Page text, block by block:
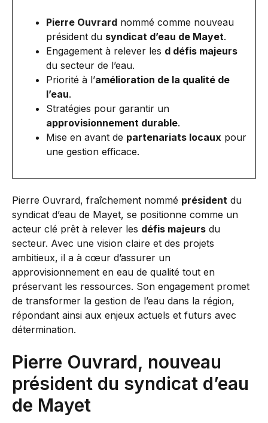
Pierre Ouvrard nommé comme nouveau
président du syndicat d’eau de Mayet.
Engagement à relever les d défis majeurs
du secteur de l’eau.
Priorité à l’amélioration de la qualité de
l’eau.
Stratégies pour garantir un
approvisionnement durable.
Mise en avant de partenariats locaux pour
une gestion efficace.
Pierre Ouvrard, fraîchement nommé président du
syndicat d’eau de Mayet, se positionne comme un
acteur clé prêt à relever les défis majeurs du
secteur. Avec une vision claire et des projets
ambitieux, il a à cœur d’assurer un
approvisionnement en eau de qualité tout en
préservant les ressources. Son engagement promet
de transformer la gestion de l’eau dans la région,
répondant ainsi aux enjeux actuels et futurs avec
détermination.
Pierre Ouvrard, nouveau
président du syndicat d’eau
de Mayet